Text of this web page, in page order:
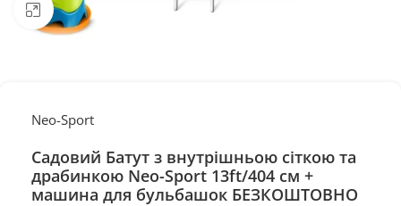
Натисніть, щоб збільшити
Neo-Sport
Садовий Батут з внутрішньою сіткою та
драбинкою Neo-Sport 13ft/404 см +
машина для бульбашок БЕЗКОШТОВНО